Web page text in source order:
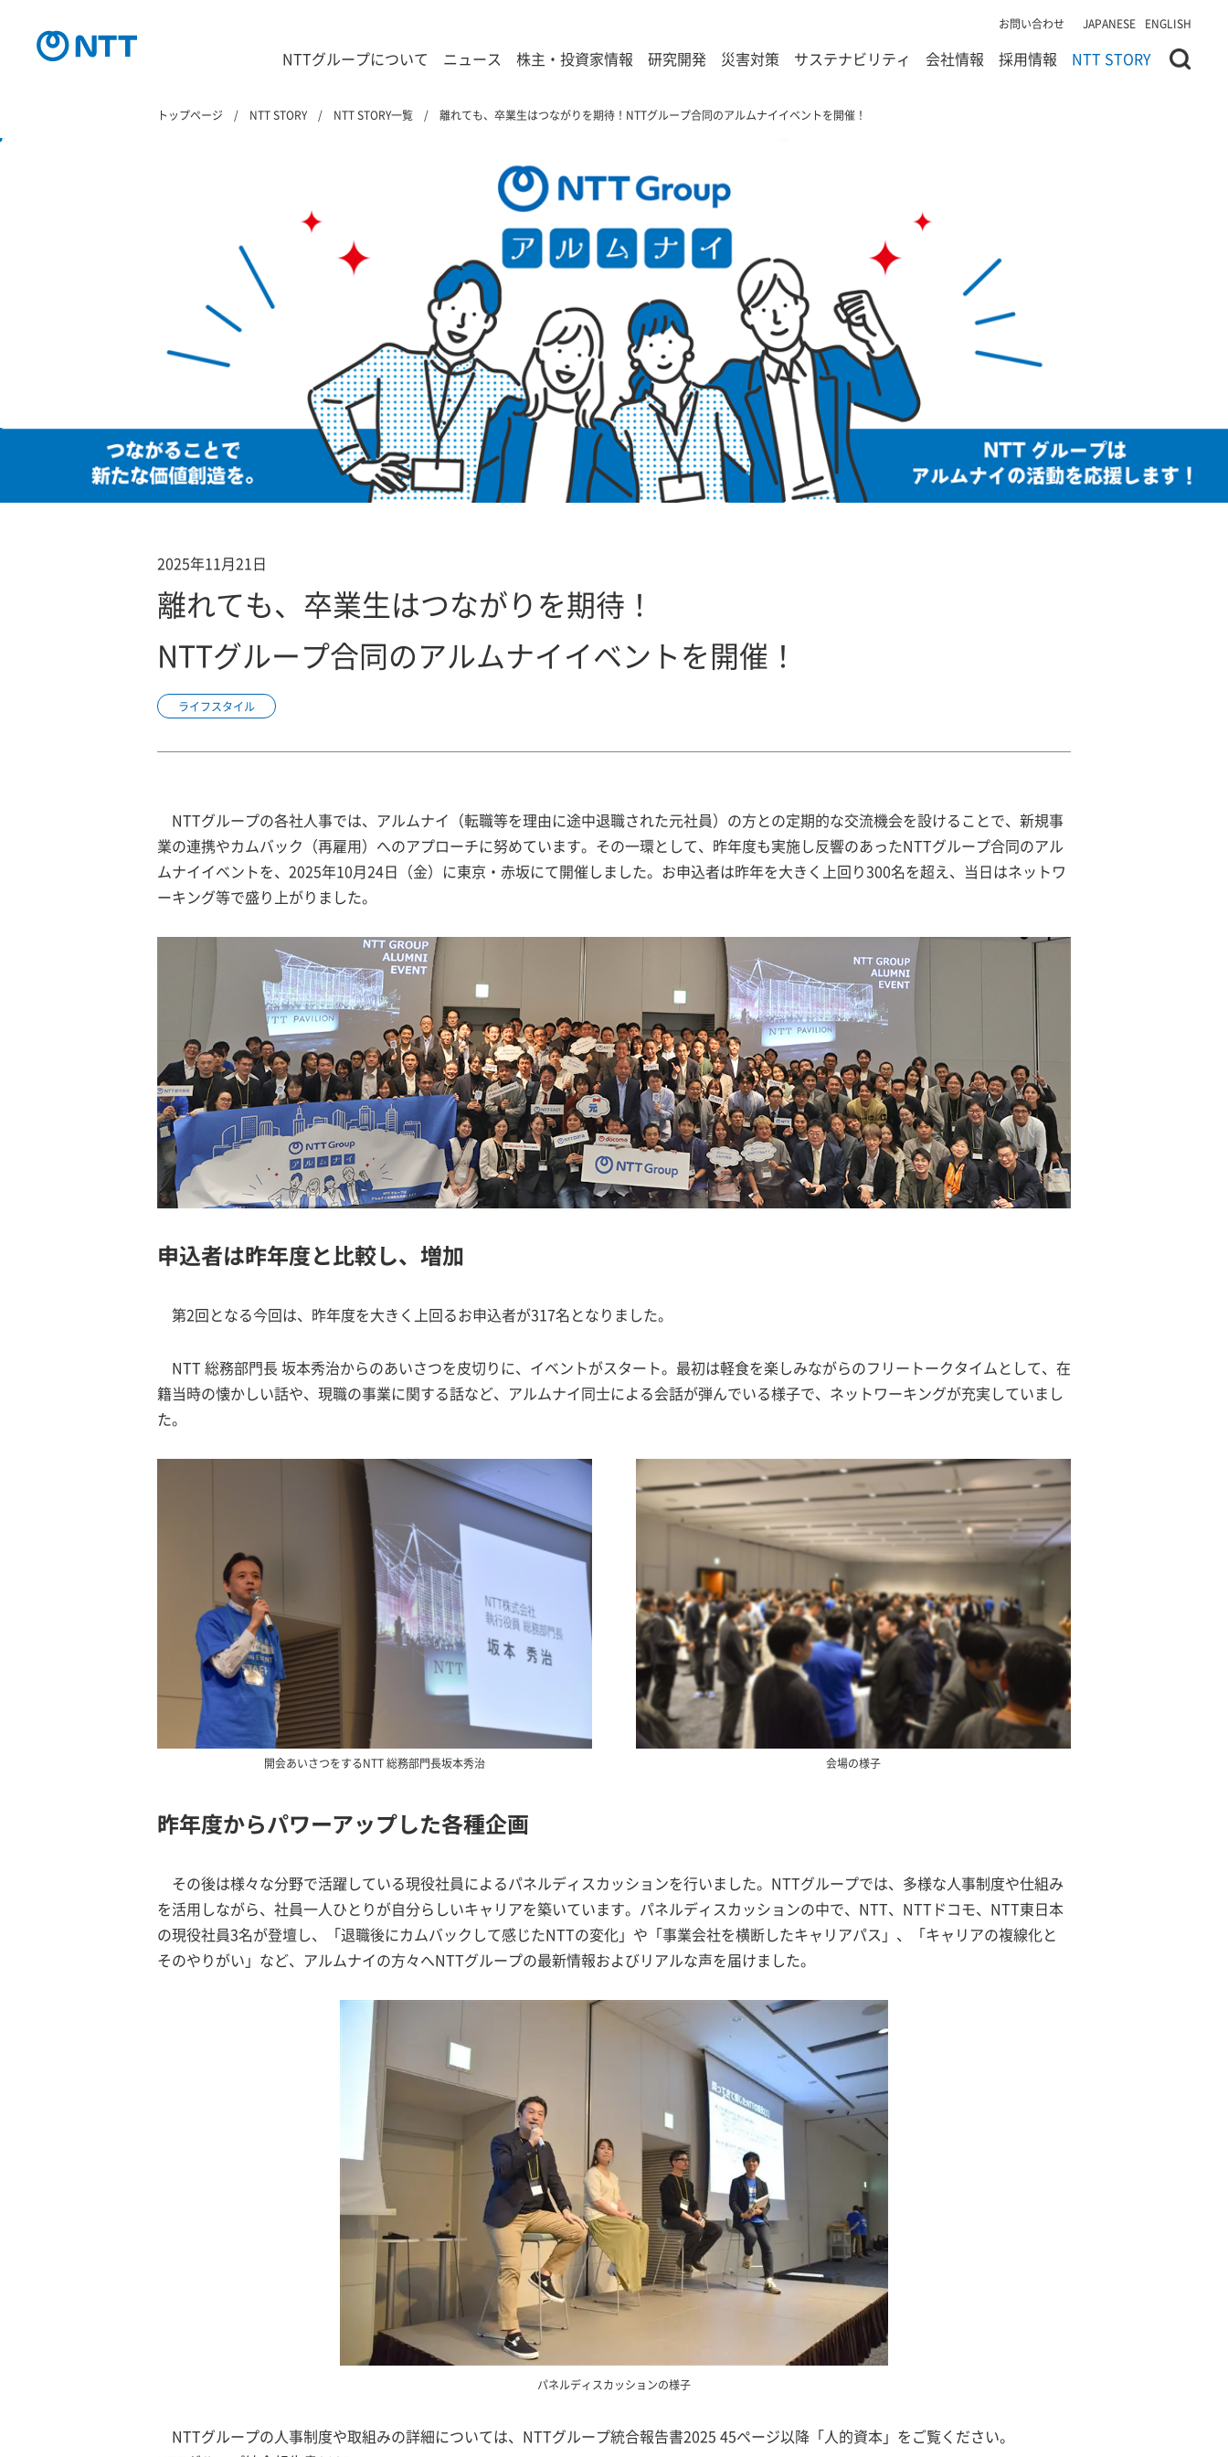
お問い合わせ JAPANESE ENGLISH
NTTグループについて ニュース 株主・投資家情報 研究開発 災害対策 サステナビリティ 会社情報 採用情報 NTT STORY
トップページ NTT STORY NTT STORY一覧 離れても、卒業生はつながりを期待！NTTグループ合同のアルムナイイベントを開催！
2025年11月21日
離れても、卒業生はつながりを期待！
NTTグループ合同のアルムナイイベントを開催！
ライフスタイル
NTTグループの各社人事では、アルムナイ（転職等を理由に途中退職された元社員）の方との定期的な交流機会を設けることで、新規事
業の連携やカムバック（再雇用）へのアプローチに努めています。その一環として、昨年度も実施し反響のあったNTTグループ合同のアル
ムナイイベントを、2025年10月24日（金）に東京・赤坂にて開催しました。お申込者は昨年を大きく上回り300名を超え、当日はネットワ
ーキング等で盛り上がりました。
申込者は昨年度と比較し、増加
第2回となる今回は、昨年度を大きく上回るお申込者が317名となりました。
NTT 総務部門長 坂本秀治からのあいさつを皮切りに、イベントがスタート。最初は軽食を楽しみながらのフリートークタイムとして、在
籍当時の懐かしい話や、現職の事業に関する話など、アルムナイ同士による会話が弾んでいる様子で、ネットワーキングが充実していまし
た。
開会あいさつをするNTT 総務部門長坂本秀治 会場の様子
昨年度からパワーアップした各種企画
その後は様々な分野で活躍している現役社員によるパネルディスカッションを行いました。NTTグループでは、多様な人事制度や仕組み
を活用しながら、社員一人ひとりが自分らしいキャリアを築いています。パネルディスカッションの中で、NTT、NTTドコモ、NTT東日本
の現役社員3名が登壇し、「退職後にカムバックして感じたNTTの変化」や「事業会社を横断したキャリアパス」、「キャリアの複線化と
そのやりがい」など、アルムナイの方々へNTTグループの最新情報およびリアルな声を届けました。
パネルディスカッションの様子
NTTグループの人事制度や取組みの詳細については、NTTグループ統合報告書2025 45ページ以降「人的資本」をご覧ください。